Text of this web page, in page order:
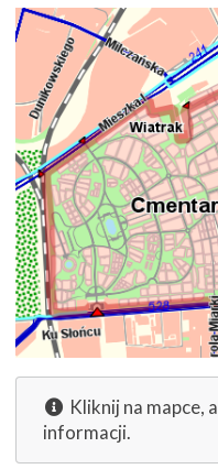
Kliknij na mapce,
informacji.